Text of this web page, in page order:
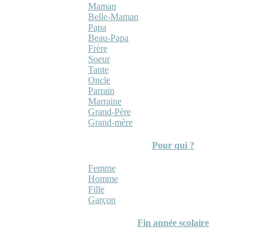
Maman
Belle-Maman
Papa
Beau-Papa
Frère
Soeur
Tante
Oncle
Parrain
Marraine
Grand-Père
Grand-mère
Pour qui ?
Femme
Homme
Fille
Garçon
Fin année scolaire